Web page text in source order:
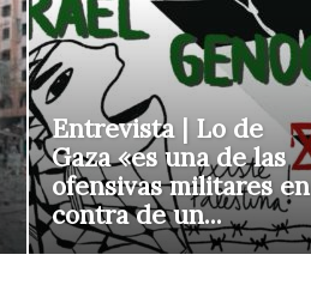
Entrevista | Lo de
Gaza «es una de las
ofensivas militares en
contra de un...